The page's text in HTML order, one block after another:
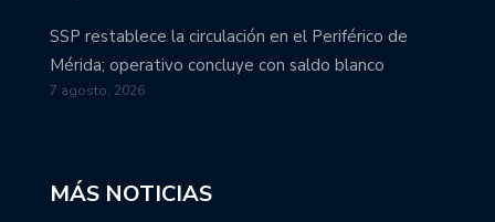
SSP restablece la circulación en el Periférico de
Mérida; operativo concluye con saldo blanco
7 agosto, 2026
MÁS NOTICIAS